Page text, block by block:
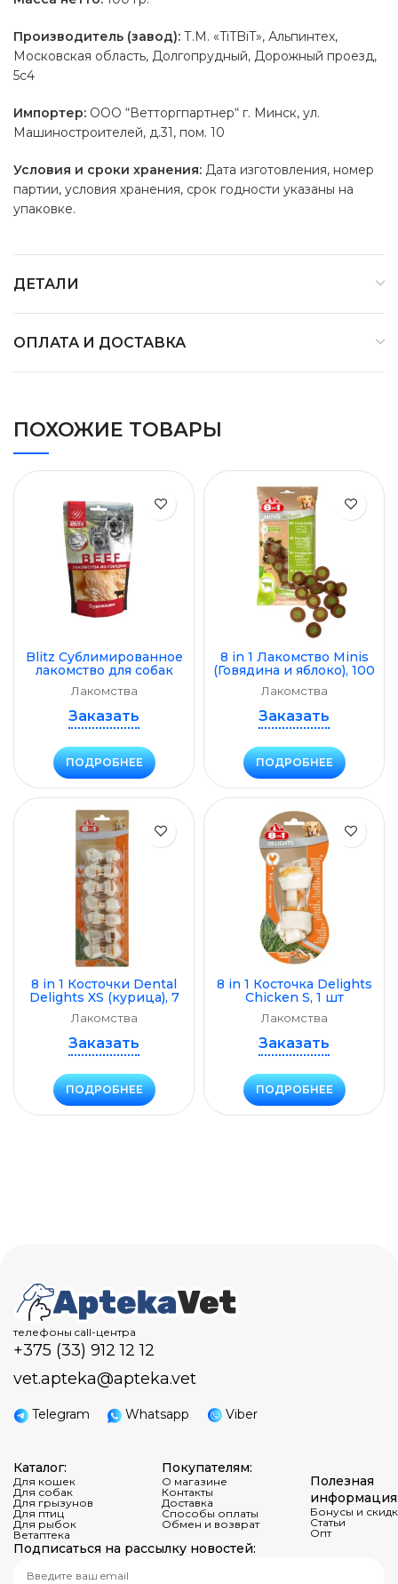
Производитель (завод): Т.М. «TiTBiT», Альпинтех,
Московская область, Долгопрудный, Дорожный проезд,
5с4
Импортер: ООО “Ветторгпартнер“ г. Минск, ул.
Машиностроителей, д.31, пом. 10
Условия и сроки хранения: Дата изготовления, номер
партии, условия хранения, срок годности указаны на
упаковке.
ДЕТАЛИ
ОПЛАТА И ДОСТАВКА
ПОХОЖИЕ ТОВАРЫ
Blitz Cублимированное
лакомство для собак
«Сухожилие», 60 г
Лакомства
Заказать
ПОДРОБНЕЕ
8 in 1 Лакомство Minis
(Говядина и яблоко), 100
Лакомства
Заказать
ПОДРОБНЕЕ
8 in 1 Косточки Dental
Delights XS (курица), 7
Лакомства
Заказать
ПОДРОБНЕЕ
8 in 1 Косточка Delights
Chicken S, 1 шт
Лакомства
Заказать
ПОДРОБНЕЕ
телефоны call-центра
+375 (33) 912 12 12
vet.apteka@apteka.vet
Telegram Whatsapp Viber
Каталог:
Для кошек
Для собак
Для грызунов
Для птиц
Для рыбок
Ветаптека
Покупателям:
О магазине
Контакты
Доставка
Способы оплаты
Обмен и возврат
Полезная
Бонусы и
Статьи
Опт
Подписаться на рассылку новостей: